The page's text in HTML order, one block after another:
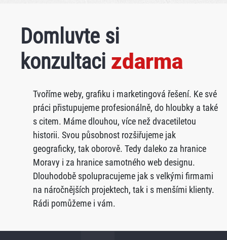
Domluvte si
konzultaci zdarma
Tvoříme weby, grafiku i marketingová řešení. Ke své
práci přistupujeme profesionálně, do hloubky a také
s citem. Máme dlouhou, více než dvacetiletou
historii. Svou působnost rozšiřujeme jak
geograficky, tak oborově. Tedy daleko za hranice
Moravy i za hranice samotného web designu.
Dlouhodobě spolupracujeme jak s velkými firmami
na náročnějších projektech, tak i s menšími klienty.
Rádi pomůžeme i vám.